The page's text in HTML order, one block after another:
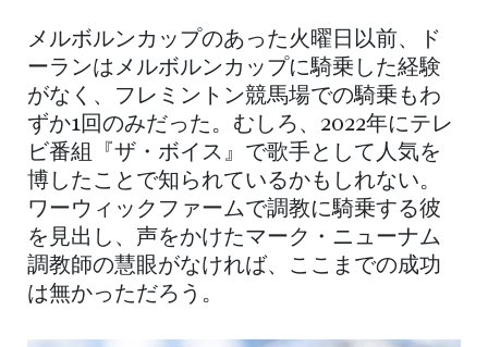
メルボルンカップのあった火曜日以前、ド
ーランはメルボルンカップに騎乗した経験
がなく、フレミントン競馬場での騎乗もわ
ずか1回のみだった。むしろ、2022年にテレ
ビ番組『ザ・ボイス』で歌手として人気を
博したことで知られているかもしれない。
ワーウィックファームで調教に騎乗する彼
を見出し、声をかけたマーク・ニューナム
調教師の慧眼がなければ、ここまでの成功
は無かっただろう。